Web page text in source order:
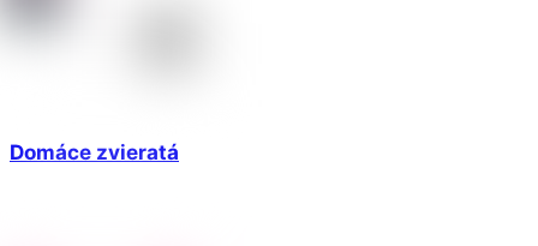
Domáce zvieratá